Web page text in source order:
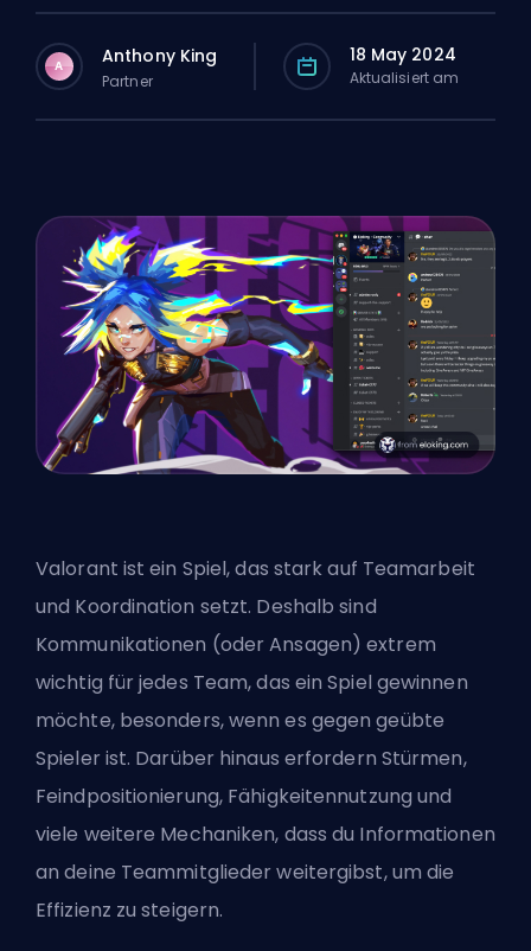
A Anthony King
Partner
18 May 2024
Aktualisiert am
Valorant ist ein Spiel, das stark auf Teamarbeit
und Koordination setzt. Deshalb sind
Kommunikationen (oder Ansagen) extrem
wichtig für jedes Team, das ein Spiel gewinnen
möchte, besonders, wenn es gegen geübte
Spieler ist. Darüber hinaus erfordern Stürmen,
Feindpositionierung, Fähigkeitennutzung und
viele weitere Mechaniken, dass du Informationen
an deine Teammitglieder weitergibst, um die
Effizienz zu steigern.